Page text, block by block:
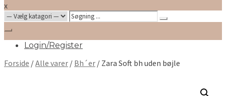
x
Search
for:
Login/Register
Forside /Alle varer / Bh´er / Zara Soft bh uden bøjle